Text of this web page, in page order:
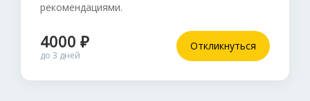
рекомендациями.
4000 ₽
до 3 дней
Откликнуться